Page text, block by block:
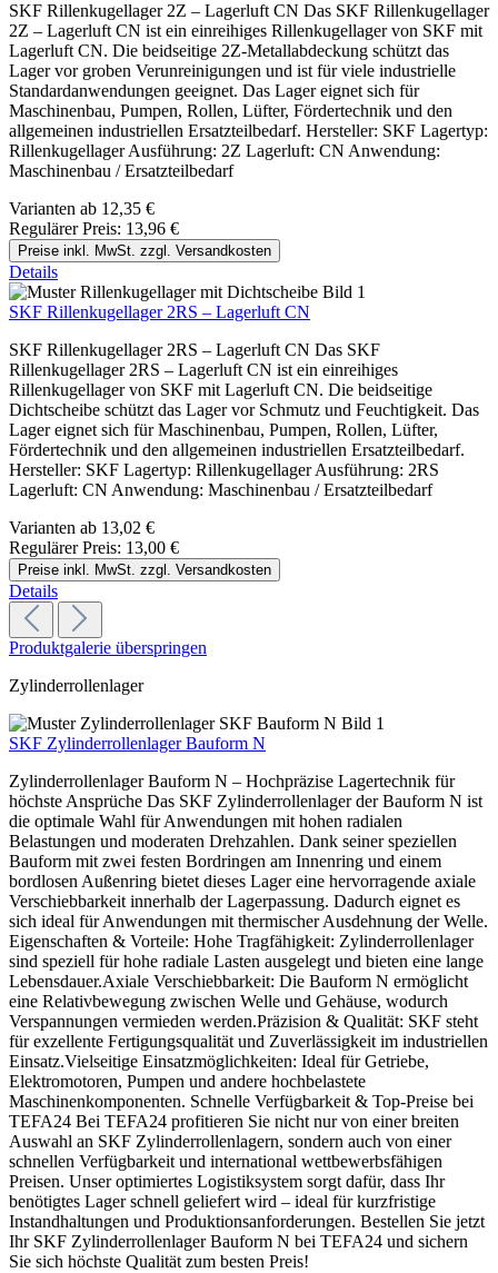
SKF Rillenkugellager 2Z – Lagerluft CN Das SKF Rillenkugellager
2Z – Lagerluft CN ist ein einreihiges Rillenkugellager von SKF mit
Lagerluft CN. Die beidseitige 2Z-Metallabdeckung schützt das
Lager vor groben Verunreinigungen und ist für viele industrielle
Standardanwendungen geeignet. Das Lager eignet sich für
Maschinenbau, Pumpen, Rollen, Lüfter, Fördertechnik und den
allgemeinen industriellen Ersatzteilbedarf. Hersteller: SKF Lagertyp:
Rillenkugellager Ausführung: 2Z Lagerluft: CN Anwendung:
Maschinenbau / Ersatzteilbedarf
Varianten ab 12,35 €
Regulärer Preis: 13,96 €
Preise inkl. MwSt. zzgl. Versandkosten
Details
SKF Rillenkugellager 2RS – Lagerluft CN
SKF Rillenkugellager 2RS – Lagerluft CN Das SKF
Rillenkugellager 2RS – Lagerluft CN ist ein einreihiges
Rillenkugellager von SKF mit Lagerluft CN. Die beidseitige
Dichtscheibe schützt das Lager vor Schmutz und Feuchtigkeit. Das
Lager eignet sich für Maschinenbau, Pumpen, Rollen, Lüfter,
Fördertechnik und den allgemeinen industriellen Ersatzteilbedarf.
Hersteller: SKF Lagertyp: Rillenkugellager Ausführung: 2RS
Lagerluft: CN Anwendung: Maschinenbau / Ersatzteilbedarf
Varianten ab 13,02 €
Regulärer Preis: 13,00 €
Preise inkl. MwSt. zzgl. Versandkosten
Details
Produktgalerie überspringen
Zylinderrollenlager
SKF Zylinderrollenlager Bauform N
Zylinderrollenlager Bauform N – Hochpräzise Lagertechnik für
höchste Ansprüche Das SKF Zylinderrollenlager der Bauform N ist
die optimale Wahl für Anwendungen mit hohen radialen
Belastungen und moderaten Drehzahlen. Dank seiner speziellen
Bauform mit zwei festen Bordringen am Innenring und einem
bordlosen Außenring bietet dieses Lager eine hervorragende axiale
Verschiebbarkeit innerhalb der Lagerpassung. Dadurch eignet es
sich ideal für Anwendungen mit thermischer Ausdehnung der Welle.
Eigenschaften & Vorteile: Hohe Tragfähigkeit: Zylinderrollenlager
sind speziell für hohe radiale Lasten ausgelegt und bieten eine lange
Lebensdauer.Axiale Verschiebbarkeit: Die Bauform N ermöglicht
eine Relativbewegung zwischen Welle und Gehäuse, wodurch
Verspannungen vermieden werden.Präzision & Qualität: SKF steht
für exzellente Fertigungsqualität und Zuverlässigkeit im industriellen
Einsatz.Vielseitige Einsatzmöglichkeiten: Ideal für Getriebe,
Elektromotoren, Pumpen und andere hochbelastete
Maschinenkomponenten. Schnelle Verfügbarkeit & Top-Preise bei
TEFA24 Bei TEFA24 profitieren Sie nicht nur von einer breiten
Auswahl an SKF Zylinderrollenlagern, sondern auch von einer
schnellen Verfügbarkeit und international wettbewerbsfähigen
Preisen. Unser optimiertes Logistiksystem sorgt dafür, dass Ihr
benötigtes Lager schnell geliefert wird – ideal für kurzfristige
Instandhaltungen und Produktionsanforderungen. Bestellen Sie jetzt
Ihr SKF Zylinderrollenlager Bauform N bei TEFA24 und sichern
Sie sich höchste Qualität zum besten Preis!